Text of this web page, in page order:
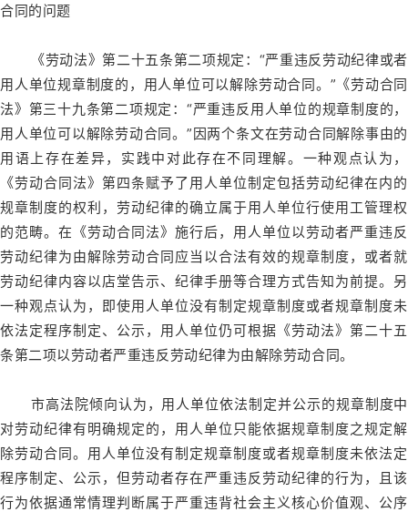
合同的问题
《劳动法》第二十五条第二项规定：“严重违反劳动纪律或者
用人单位规章制度的，用人单位可以解除劳动合同。”《劳动合同
法》第三十九条第二项规定：“严重违反用人单位的规章制度的，
用人单位可以解除劳动合同。”因两个条文在劳动合同解除事由的
用语上存在差异，实践中对此存在不同理解。一种观点认为，
《劳动合同法》第四条赋予了用人单位制定包括劳动纪律在内的
规章制度的权利，劳动纪律的确立属于用人单位行使用工管理权
的范畴。在《劳动合同法》施行后，用人单位以劳动者严重违反
劳动纪律为由解除劳动合同应当以合法有效的规章制度，或者就
劳动纪律内容以店堂告示、纪律手册等合理方式告知为前提。另
一种观点认为，即使用人单位没有制定规章制度或者规章制度未
依法定程序制定、公示，用人单位仍可根据《劳动法》第二十五
条第二项以劳动者严重违反劳动纪律为由解除劳动合同。
市高法院倾向认为，用人单位依法制定并公示的规章制度中
对劳动纪律有明确规定的，用人单位只能依据规章制度之规定解
除劳动合同。用人单位没有制定规章制度或者规章制度未依法定
程序制定、公示，但劳动者存在严重违反劳动纪律的行为，且该
行为依据通常情理判断属于严重违背社会主义核心价值观、公序